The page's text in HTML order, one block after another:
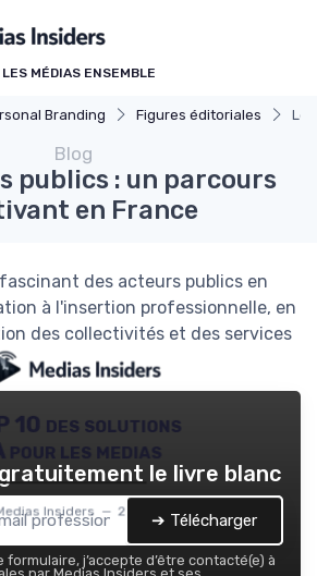
MÉDIAS ENSEMBLE
Branding Figures éditoriales
Blog
publics : un parcours
en France
des acteurs publics en
à l'insertion professionnelle, en
des collectivités et des services
10 des solutions
pour les medias
Insiders — 2026
le livre blanc
➔ Télécharger
formulaire, j’accepte d’être contacté(e) à
cookies